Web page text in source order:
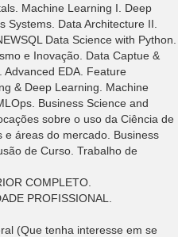
Machine Learning I. Deep
Systems. Data Architecture II.
Data Science with Python.
e Inovação. Data Captue &
Advanced EDA. Feature
& Deep Learning. Machine
Business Science and
sobre o uso da Ciência de
e áreas do mercado. Business
de Curso. Trabalho de
COMPLETO.
PROFISSIONAL.
(Que tenha interesse em se